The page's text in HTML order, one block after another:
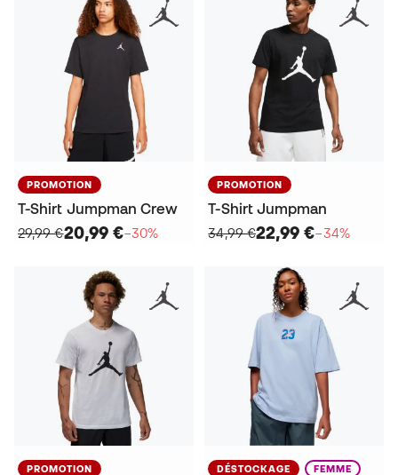
PROMOTION
T-Shirt Jumpman Crew
29,99 €20,99 €−30%
PROMOTION
T-Shirt Jumpman
34,99 €22,99 €−34%
PROMOTION DÉSTOCKAGE FEMME